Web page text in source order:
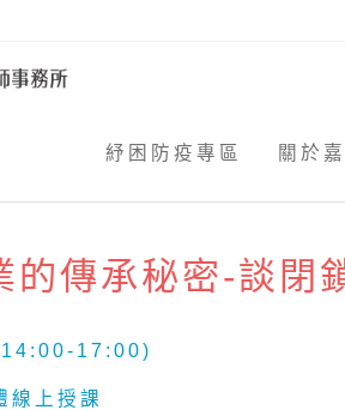
紓困防疫專區 關於
的傳承秘密-談閉
17:00)
線上授課